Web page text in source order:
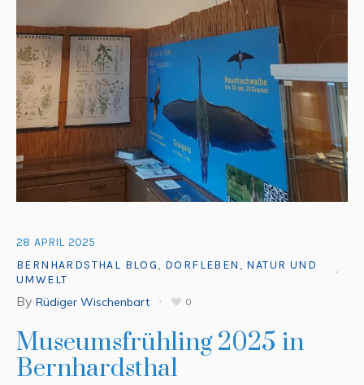
28 APRIL 2025
BERNHARDSTHAL BLOG, DORFLEBEN , NATUR UND
UMWELT
By Rüdiger Wischenbart 0
Museumsfrühling 2025 in
Bernhardsthal